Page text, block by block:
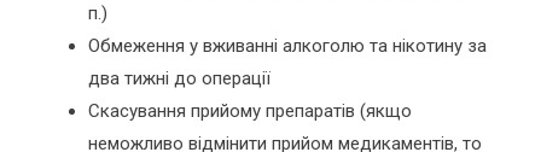
п.)
Обмеження у вживанні алкоголю та нікотину за
два тижні до операції
Скасування прийому препаратів (якщо
неможливо відмінити прийом медикаментів, то